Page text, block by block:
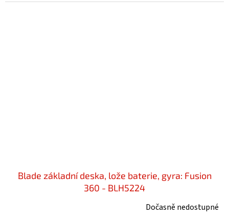
Blade základní deska, lože baterie, gyra: Fusion
360 - BLH5224
Dočasně nedostupné